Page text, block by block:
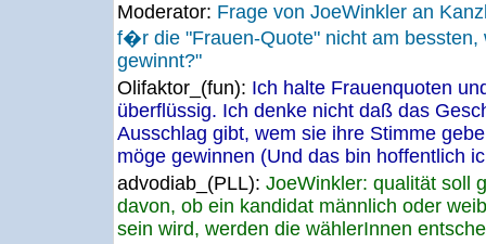
Moderator: Frage von JoeWinkler an
f�r die "Frauen-Quote" nicht am bessten,
gewinnt?"
Olifaktor_(fun): Ich halte Frauenquoten
überflüssig. Ich denke nicht daß das
Ausschlag gibt, wem sie ihre Stimme
möge gewinnen (Und das bin hoffentlich
advodiab_(PLL): JoeWinkler: qualität soll
davon, ob ein kandidat männlich oder
sein wird, werden die wählerInnen